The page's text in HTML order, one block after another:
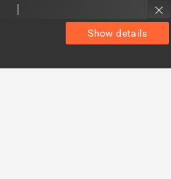
Show details